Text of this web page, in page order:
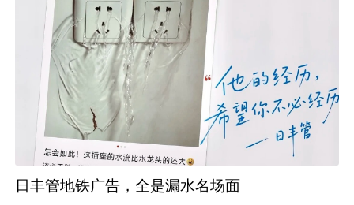
日丰管地铁广告，全是漏水名场面